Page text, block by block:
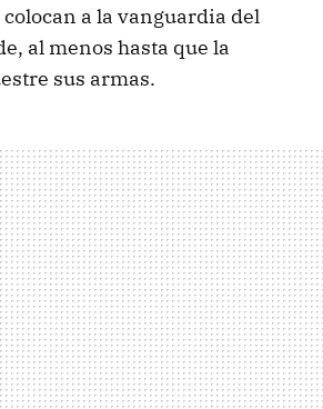
a la vanguardia del
al menos hasta que la
sus armas.